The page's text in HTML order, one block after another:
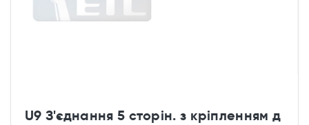
U9 З'єднання 5 сторін. з кріпленням д